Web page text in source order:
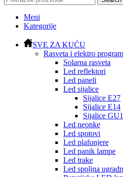
Meni
Kategorije
SVE ZA KUĆU
Rasveta i elektro program
Solarna rasveta
Led reflektori
Led paneli
Led sijalice
Sijalice E27
Sijalice E14
Sijalice
Led neonke
Led spotovi
Led plafonjere
Led panik lampe
Led trake
Led spoljna